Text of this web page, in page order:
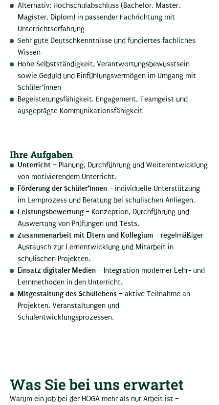
Alternativ: Hochschulabschluss (Bachelor, Master,
Magister, Diplom) in passender Fachrichtung mit
Unterrichtserfahrung
Sehr gute Deutschkenntnisse und fundiertes fachliches
Wissen
Hohe Selbstständigkeit, Verantwortungsbewusstsein
sowie Geduld und Einfühlungsvermögen im Umgang mit
Schüler*innen
Begeisterungsfähigkeit, Engagement, Teamgeist und
ausgeprägte Kommunikationsfähigkeit
Ihre Aufgaben
Unterricht – Planung, Durchführung und Weiterentwicklung
von motivierendem Unterricht.
Förderung der Schüler*innen – individuelle Unterstützung
im Lernprozess und Beratung bei schulischen Anliegen.
Leistungsbewertung– Konzeption, Durchführung und
Auswertung von Prüfungen und Tests.
Zusammenarbeit mit Eltern und Kollegium – regelmäßiger
Austausch zur Lernentwicklung und Mitarbeit in
schulischen Projekten.
Einsatz digitaler Medien – Integration moderner Lehr- und
Lernmethoden in den Unterricht.
Mitgestaltung des Schullebens – aktive Teilnahme an
Projekten, Veranstaltungen und
Schulentwicklungsprozessen.
Was Sie bei uns erwartet
Warum ein Job bei der HOGA mehr als nur Arbeit ist –